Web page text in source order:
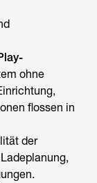
ohne
flossen in
der